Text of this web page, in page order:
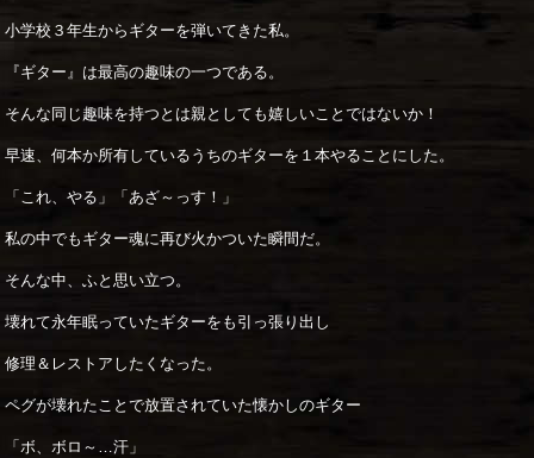
小学校３年生からギターを弾いてきた私。
『ギター』は最高の趣味の一つである。
そんな同じ趣味を持つとは親としても嬉しいことではないか！
早速、何本か所有しているうちのギターを１本やることにした。
「これ、やる」「あざ～っす！」
私の中でもギター魂に再び火かついた瞬間だ。
そんな中、ふと思い立つ。
壊れて永年眠っていたギターをも引っ張り出し
修理＆レストアしたくなった。
ペグが壊れたことで放置されていた懐かしのギター
「ボ、ボロ～…汗」